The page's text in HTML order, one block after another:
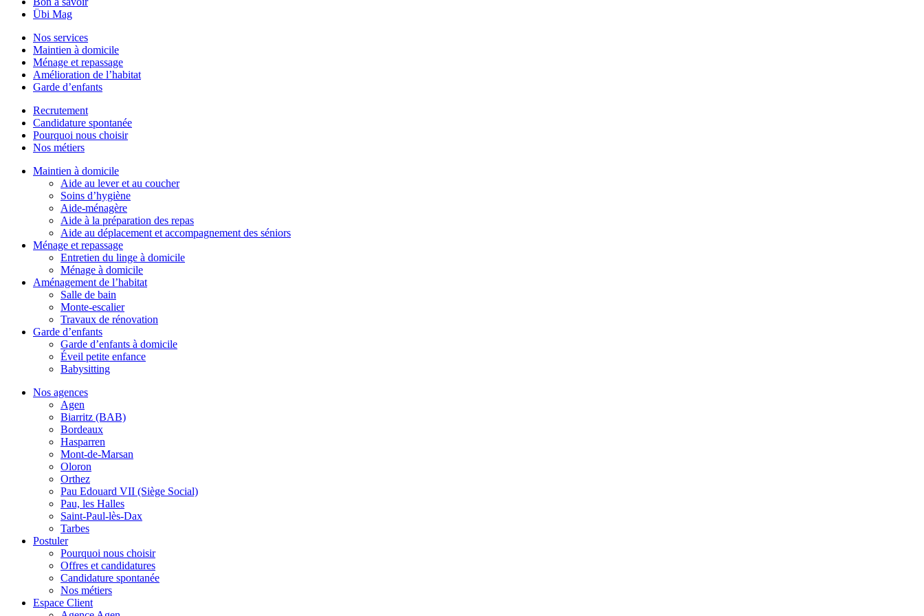
Übi Mag
Nos services
Maintien à domicile
Ménage et repassage
Amélioration de l’habitat
Garde d’enfants
Recrutement
Candidature spontanée
Pourquoi nous choisir
Nos métiers
Maintien à domicile
Aide au lever et au coucher
Soins d’hygiène
Aide-ménagère
Aide à la préparation des repas
Aide au déplacement et accompagnement des séniors
Ménage et repassage
Entretien du linge à domicile
Ménage à domicile
Aménagement de l’habitat
Salle de bain
Monte-escalier
Travaux de rénovation
Garde d’enfants
Garde d’enfants à domicile
Éveil petite enfance
Babysitting
Nos agences
Agen
Biarritz (BAB)
Bordeaux
Hasparren
Mont-de-Marsan
Oloron
Orthez
Pau Edouard VII (Siège Social)
Pau, les Halles
Saint-Paul-lès-Dax
Tarbes
Postuler
Pourquoi nous choisir
Offres et candidatures
Candidature spontanée
Nos métiers
Espace Client